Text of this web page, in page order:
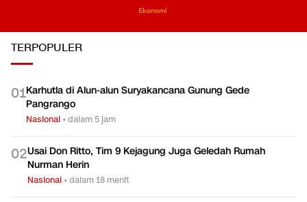
Ekonomi
TERPOPULER
01Karhutla di Alun-alun Suryakancana Gunung Gede
Pangrango
Nasional •dalam 5 jam
02Usai Don Ritto, Tim 9 Kejagung Juga Geledah Rumah
Nurman Herin
Nasional •dalam 18 menit